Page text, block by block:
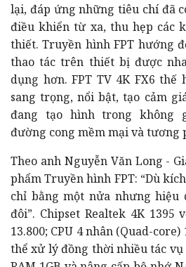
lại, đáp ứng những tiêu chí đã
điều khiển từ xa, thu hẹp các
thiết. Truyền hình FPT hướng
thao tác trên thiết bị được
dụng hơn. FPT TV 4K FX6
sang trọng, nổi bật, tạo cảm
đang tạo hình trong không
đường cong mềm mại và tương
Theo anh Nguyễn Văn Long -
phẩm Truyền hình FPT: “Dù
chỉ bằng một nửa nhưng hiệu
đôi”. Chipset Realtek 4K 1395
13.800; CPU 4 nhân (Quad-
thể xử lý đồng thời nhiều tác vụ